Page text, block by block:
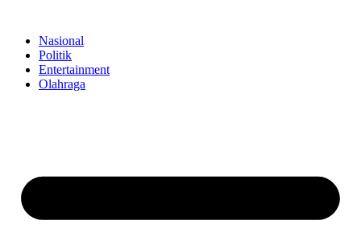
contentNasional
Politik
Entertainment
Olahraga